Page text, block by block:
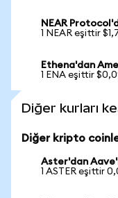
NEAR
1 NEAR eşittir
Ethena'dan
1 ENA eşittir
Diğer kurları
Diğer kripto
Aster'dan
1 ASTER eşittir